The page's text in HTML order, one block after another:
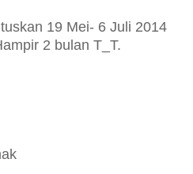
19 Mei- 6 Juli 2014
2 bulan T_T.